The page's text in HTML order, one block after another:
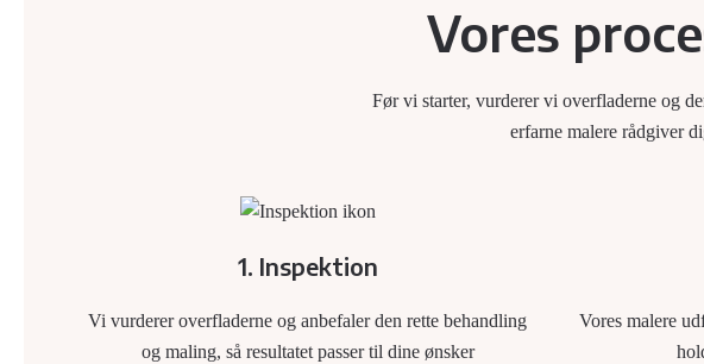
Vores
Før vi starter, vurderer vi overfladerne og
erfarne malere rådgiver
1. Inspektion
Vi vurderer overfladerne og anbefaler den rette behandling
og maling, så resultatet passer til dine ønsker
Vores malere